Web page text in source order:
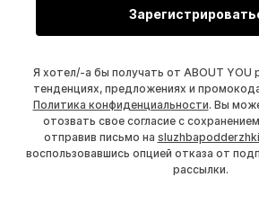
Я хотел/-а бы получать от ABOUT YOU
тенденциях, предложениях и
Политика конфиденциальности. Вы
отозвать свое согласие с
отправив письмо на
воспользовавшись опцией отказа от
рассылки.